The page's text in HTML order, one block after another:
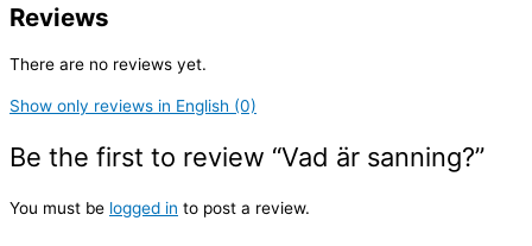
Reviews
There are no reviews yet.
Show only reviews in English (0)
Be the first to review “Vad är sanning?”
You must be logged in to post a review.